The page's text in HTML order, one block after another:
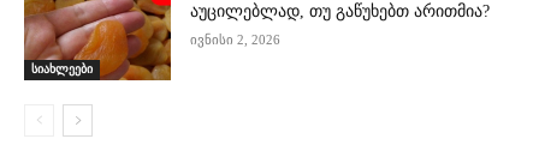
სიახლეები
აუცილებლად, თუ გაწუხებთ არითმია?
ივნისი 2, 2026